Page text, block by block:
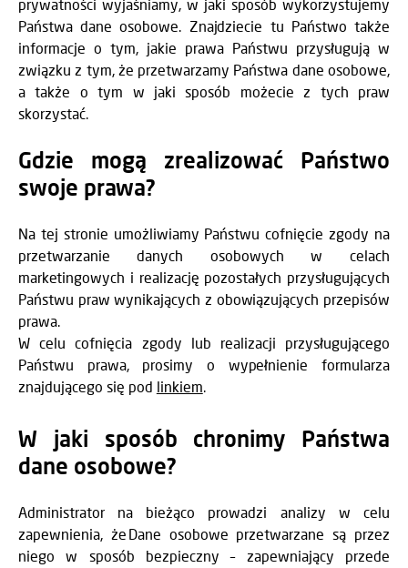
prywatności wyjaśniamy, w jaki sposób wykorzystujemy
Państwa dane osobowe. Znajdziecie tu Państwo także
informacje o tym, jakie prawa Państwu przysługują w
związku z tym, że przetwarzamy Państwa dane osobowe,
a także o tym w jaki sposób możecie z tych praw
skorzystać.
Gdzie mogą zrealizować Państwo
swoje prawa?
Na tej stronie umożliwiamy Państwu cofnięcie zgody na
przetwarzanie danych osobowych w celach
marketingowych i realizację pozostałych przysługujących
Państwu praw wynikających z obowiązujących przepisów
prawa.
W celu cofnięcia zgody lub realizacji przysługującego
Państwu prawa, prosimy o wypełnienie formularza
znajdującego się pod linkiem.
W jaki sposób chronimy Państwa
dane osobowe?
Administrator na bieżąco prowadzi analizy w celu
zapewnienia, że Dane osobowe przetwarzane są przez
niego w sposób bezpieczny – zapewniający przede